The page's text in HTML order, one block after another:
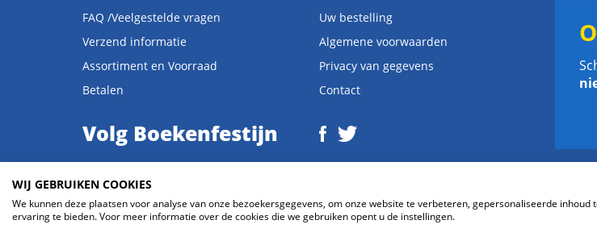
FAQ /Veelgestelde vragen
Verzend informatie
Assortiment en Voorraad
Betalen
Uw bestelling
Algemene voorwaarden
Privacy van gegevens
Contact
Volg Boekenfestijn
© 2026 Boekenfestijn.com | website doorBlueMinds.nl
WIJ GEBRUIKEN COOKIES
We kunnen deze plaatsen voor analyse van onze bezoekersgegevens, om onze website te verbeteren, gepersonaliseerde
ervaring te bieden. Voor meer informatie over de cookies die we gebruiken opent u de instellingen.